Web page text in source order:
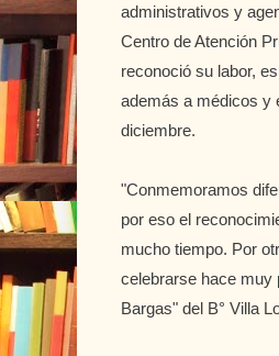
administrativos y
Centro de Atención
reconoció su labor,
además a médicos y
diciembre.
"Conmemoramos
por eso el
mucho tiempo. Por
celebrarse hace muy
Bargas" del B° Villa